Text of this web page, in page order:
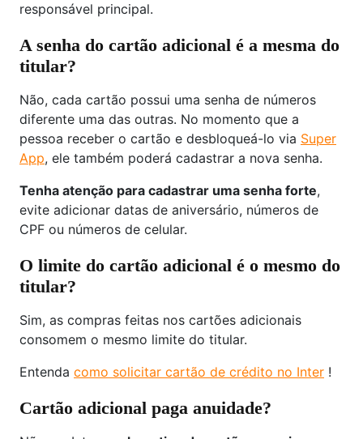
responsável principal.
A senha do cartão adicional é a mesma do
titular?
Não, cada cartão possui uma senha de números
diferente uma das outras. No momento que a
pessoa receber o cartão e desbloqueá-lo via Super
App, ele também poderá cadastrar a nova senha.
Tenha atenção para cadastrar uma senha forte,
evite adicionar datas de aniversário, números de
CPF ou números de celular.
O limite do cartão adicional é o mesmo do
titular?
Sim, as compras feitas nos cartões adicionais
consomem o mesmo limite do titular.
Entenda como solicitar cartão de crédito no Inter !
Cartão adicional paga anuidade?